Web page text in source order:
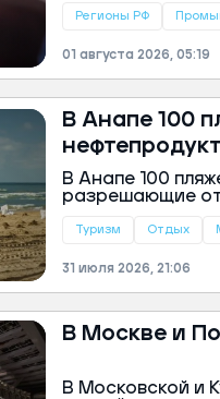
министр Михаил
Регионы РФ
01 августа 2026, 05:19
В Анапе 100
В Анапе 100
разрешающие
пресс-службе
Туризм Отдых
31 июля 2026, 21:06
В Москве и
В Московской и